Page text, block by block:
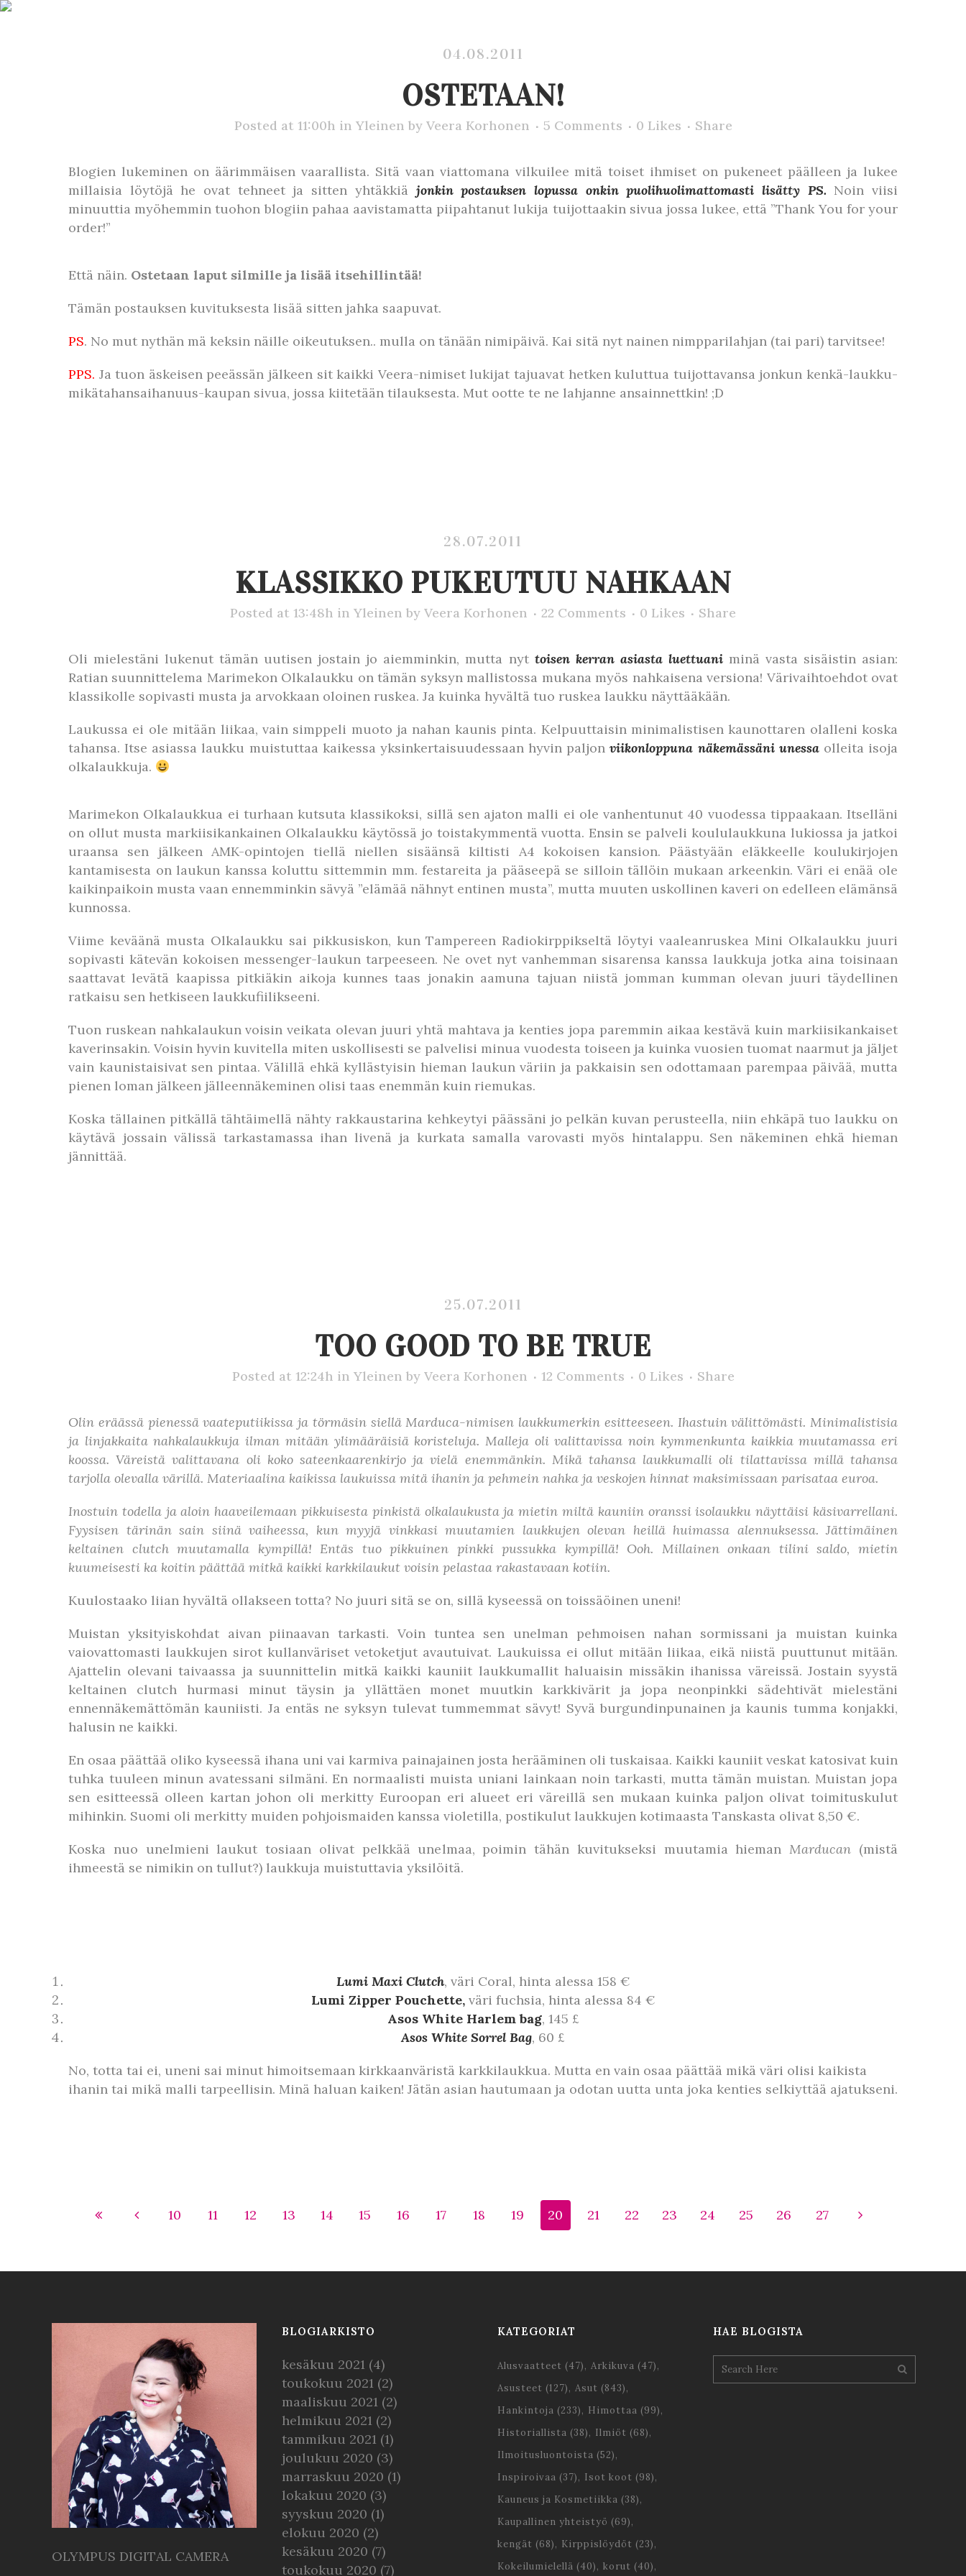
04.08.2011
OSTETAAN!
Posted at 11:00h in Yleinen by Veera Korhonen 5 Comments 0 Likes Share
Blogien lukeminen on äärimmäisen vaarallista. Sitä vaan viattomana vilkuilee mitä toiset ihmiset on pukeneet päälleen ja lukee
millaisia löytöjä he ovat tehneet ja sitten yhtäkkiä jonkin postauksen lopussa onkin puolihuolimattomasti lisätty PS. Noin viisi
minuuttia myöhemmin tuohon blogiin pahaa aavistamatta piipahtanut lukija tuijottaakin sivua jossa lukee, että ”Thank You for your
order!”
Että näin. Ostetaan laput silmille ja lisää itsehillintää!
Tämän postauksen kuvituksesta lisää sitten jahka saapuvat.
PS. No mut nythän mä keksin näille oikeutuksen.. mulla on tänään nimipäivä. Kai sitä nyt nainen nimpparilahjan (tai pari) tarvitsee!
PPS. Ja tuon äskeisen peeässän jälkeen sit kaikki Veera-nimiset lukijat tajuavat hetken kuluttua tuijottavansa jonkun kenkä-laukku-
mikätahansaihanuus-kaupan sivua, jossa kiitetään tilauksesta. Mut ootte te ne lahjanne ansainnettkin! ;D
28.07.2011
KLASSIKKO PUKEUTUU NAHKAAN
Posted at 13:48h in Yleinen by Veera Korhonen 22 Comments 0 Likes Share
Oli mielestäni lukenut tämän uutisen jostain jo aiemminkin, mutta nyt toisen kerran asiasta luettuaniminä vasta sisäistin asian:
Ratian suunnittelema Marimekon Olkalaukku on tämän syksyn mallistossa mukana myös nahkaisena versiona! Värivaihtoehdot ovat
klassikolle sopivasti musta ja arvokkaan oloinen ruskea. Ja kuinka hyvältä tuo ruskea laukku näyttääkään.
Laukussa ei ole mitään liikaa, vain simppeli muoto ja nahan kaunis pinta. Kelpuuttaisin minimalistisen kaunottaren olalleni koska
tahansa. Itse asiassa laukku muistuttaa kaikessa yksinkertaisuudessaan hyvin paljonviikonloppuna näkemässäni unessa olleita isoja
olkalaukkuja.
Marimekon Olkalaukkua ei turhaan kutsuta klassikoksi, sillä sen ajaton malli ei ole vanhentunut 40 vuodessa tippaakaan. Itselläni
on ollut musta markiisikankainen Olkalaukku käytössä jo toistakymmentä vuotta. Ensin se palveli koululaukkuna lukiossa ja jatkoi
uraansa sen jälkeen AMK-opintojen tiellä niellen sisäänsä kiltisti A4 kokoisen kansion. Päästyään eläkkeelle koulukirjojen
kantamisesta on laukun kanssa koluttu sittemmin mm. festareita ja pääseepä se silloin tällöin mukaan arkeenkin. Väri ei enää ole
kaikinpaikoin musta vaan ennemminkin sävyä ”elämää nähnyt entinen musta”, mutta muuten uskollinen kaveri on edelleen elämänsä
kunnossa.
Viime keväänä musta Olkalaukku sai pikkusiskon, kun Tampereen Radiokirppikseltä löytyi vaaleanruskea Mini Olkalaukku juuri
sopivasti kätevän kokoisen messenger-laukun tarpeeseen. Ne ovet nyt vanhemman sisarensa kanssa laukkuja jotka aina toisinaan
saattavat levätä kaapissa pitkiäkin aikoja kunnes taas jonakin aamuna tajuan niistä jomman kumman olevan juuri täydellinen
ratkaisu sen hetkiseen laukkufiilikseeni.
Tuon ruskean nahkalaukun voisin veikata olevan juuri yhtä mahtava ja kenties jopa paremmin aikaa kestävä kuin markiisikankaiset
kaverinsakin. Voisin hyvin kuvitella miten uskollisesti se palvelisi minua vuodesta toiseen ja kuinka vuosien tuomat naarmut ja jäljet
vain kaunistaisivat sen pintaa. Välillä ehkä kyllästyisin hieman laukun väriin ja pakkaisin sen odottamaan parempaa päivää, mutta
pienen loman jälkeen jälleennäkeminen olisi taas enemmän kuin riemukas.
Koska tällainen pitkällä tähtäimellä nähty rakkaustarina kehkeytyi päässäni jo pelkän kuvan perusteella, niin ehkäpä tuo laukku on
käytävä jossain välissä tarkastamassa ihan livenä ja kurkata samalla varovasti myös hintalappu. Sen näkeminen ehkä hieman
jännittää.
25.07.2011
TOO GOOD TO BE TRUE
Posted at 12:24h in Yleinen by Veera Korhonen 12 Comments 0 Likes Share
Olin eräässä pienessä vaateputiikissa ja törmäsin siellä Marduca-nimisen laukkumerkin esitteeseen. Ihastuin välittömästi. Minimalistisia
ja linjakkaita nahkalaukkuja ilman mitään ylimääräisiä koristeluja. Malleja oli valittavissa noin kymmenkunta kaikkia muutamassa eri
koossa. Väreistä valittavana oli koko sateenkaarenkirjo ja vielä enemmänkin. Mikä tahansa laukkumalli oli tilattavissa millä tahansa
tarjolla olevalla värillä. Materiaalina kaikissa laukuissa mitä ihanin ja pehmein nahka ja veskojen hinnat maksimissaan parisataa euroa.
Inostuin todella ja aloin haaveilemaan pikkuisesta pinkistä olkalaukusta ja mietin miltä kauniin oranssi isolaukku näyttäisi käsivarrellani.
Fyysisen tärinän sain siinä vaiheessa, kun myyjä vinkkasi muutamien laukkujen olevan heillä huimassa alennuksessa. Jättimäinen
keltainen clutch muutamalla kympillä! Entäs tuo pikkuinen pinkki pussukka kympillä! Ooh. Millainen onkaan tilini saldo, mietin
kuumeisesti ka koitin päättää mitkä kaikki karkkilaukut voisin pelastaa rakastavaan kotiin.
Kuulostaako liian hyvältä ollakseen totta? No juuri sitä se on, sillä kyseessä on toissäöinen uneni!
Muistan yksityiskohdat aivan piinaavan tarkasti. Voin tuntea sen unelman pehmoisen nahan sormissani ja muistan kuinka
vaiovattomasti laukkujen sirot kullanväriset vetoketjut avautuivat. Laukuissa ei ollut mitään liikaa, eikä niistä puuttunut mitään.
Ajattelin olevani taivaassa ja suunnittelin mitkä kaikki kauniit laukkumallit haluaisin missäkin ihanissa väreissä. Jostain syystä
keltainen clutch hurmasi minut täysin ja yllättäen monet muutkin karkkivärit ja jopa neonpinkki sädehtivät mielestäni
ennennäkemättömän kauniisti. Ja entäs ne syksyn tulevat tummemmat sävyt! Syvä burgundinpunainen ja kaunis tumma konjakki,
halusin ne kaikki.
En osaa päättää oliko kyseessä ihana uni vai karmiva painajainen josta herääminen oli tuskaisaa. Kaikki kauniit veskat katosivat kuin
tuhka tuuleen minun avatessani silmäni. En normaalisti muista uniani lainkaan noin tarkasti, mutta tämän muistan. Muistan jopa
sen esitteessä olleen kartan johon oli merkitty Euroopan eri alueet eri väreillä sen mukaan kuinka paljon olivat toimituskulut
mihinkin. Suomi oli merkitty muiden pohjoismaiden kanssa violetilla, postikulut laukkujen kotimaasta Tanskasta olivat 8,50 €.
Koska nuo unelmieni laukut tosiaan olivat pelkkää unelmaa, poimin tähän kuvitukseksi muutamia hiemanMarducan (mistä
ihmeestä se nimikin on tullut?) laukkuja muistuttavia yksilöitä.
Lumi Maxi Clutch, väri Coral, hinta alessa 158 €
Lumi Zipper Pouchette,väri fuchsia, hinta alessa 84 €
Asos White Harlem bag, 145 £
Asos White Sorrel Bag, 60 £
No, totta tai ei, uneni sai minut himoitsemaan kirkkaanväristä karkkilaukkua. Mutta en vain osaa päättää mikä väri olisi kaikista
ihanin tai mikä malli tarpeellisin. Minä haluan kaiken! Jätän asian hautumaan ja odotan uutta unta joka kenties selkiyttää ajatukseni.
10 11 12 13 14 15 16 17 18 19 20 21 22 23 24 25 26 27
OLYMPUS DIGITAL CAMERA
BLOGIARKISTO
kesäkuu 2021 (4)
toukokuu 2021 (2)
maaliskuu 2021 (2)
helmikuu 2021 (2)
tammikuu 2021 (1)
joulukuu 2020 (3)
marraskuu 2020 (1)
lokakuu 2020 (3)
syyskuu 2020 (1)
elokuu 2020 (2)
kesäkuu 2020 (7)
toukokuu 2020 (7)
KATEGORIAT
Alusvaatteet (47) Arkikuva (47)
Asusteet (127) Asut (843)
Hankintoja (233) Himottaa (99)
Historiallista (38) Ilmiöt (68)
Ilmoitusluontoista (52)
Inspiroivaa (37) Isot koot (98)
Kauneus ja Kosmetiikka (38)
Kaupallinen yhteistyö (69)
kengät (68) Kirppislöydöt (23)
Kokeilumielellä (40) korut (40)
HAE BLOGISTA